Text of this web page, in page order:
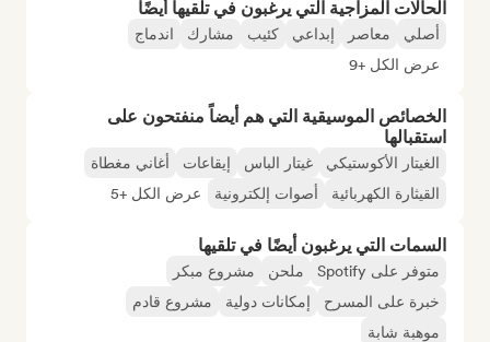
الحالات المزاجية التي يرغبون في تلقيها أيضًا
أصلي معاصر إبداعي كئيب مشارك
اندماج
عرض الكل +9
الخصائص الموسيقية التي هم أيضاً منفتحون على
استقبالها
الغيتار الأكوستيكي غيتار الباس إيقاعات
أغاني مغطاة
القيثارة الكهربائية
أصوات إلكترونية عرض الكل +5
السمات التي يرغبون أيضًا في تلقيها
متوفر على Spotify ملحن
مشروع مبكر
خبرة على المسرح
إمكانات دولية
مشروع قادم
موهبة شابة